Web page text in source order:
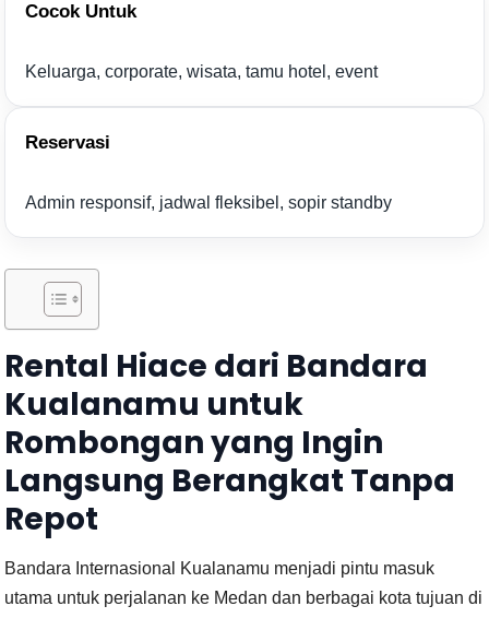
Cocok Untuk
Keluarga, corporate, wisata, tamu hotel, event
Reservasi
Admin responsif, jadwal fleksibel, sopir standby
Rental Hiace dari Bandara
Kualanamu untuk
Rombongan yang Ingin
Langsung Berangkat Tanpa
Repot
Bandara Internasional Kualanamu menjadi pintu masuk
utama untuk perjalanan ke Medan dan berbagai kota tujuan di